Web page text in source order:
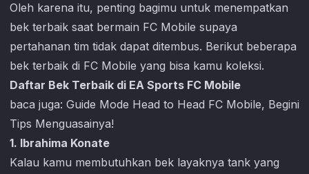
Oleh karena itu, penting bagimu untuk menempatkan
bek terbaik saat bermain FC Mobile supaya
pertahanan tim tidak dapat ditembus. Berikut beberapa
bek terbaik di FC Mobile yang bisa kamu koleksi.
Daftar Bek Terbaik di EA Sports FC Mobile
baca juga: Guide Mode Head to Head FC Mobile, Begini
Tips Menguasainya!
1. Ibrahima Konate
Kalau kamu membutuhkan bek layaknya tank yang